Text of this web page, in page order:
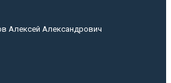
Алексей Александрович